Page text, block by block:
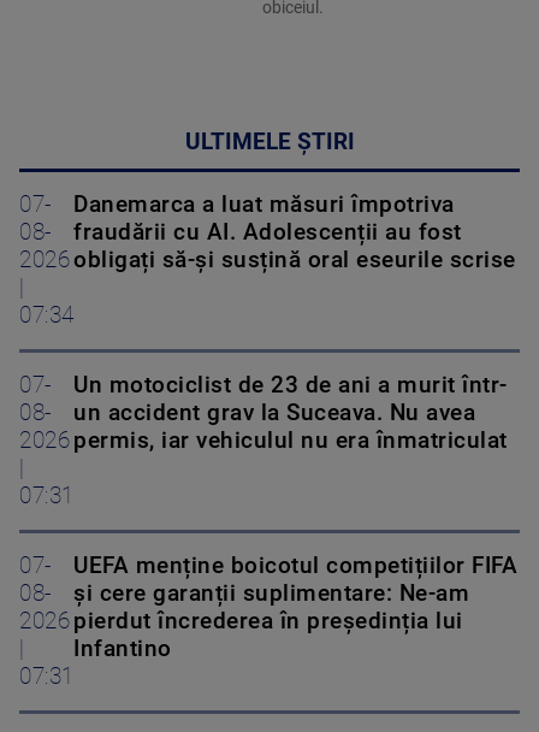
obiceiul.
ULTIMELE ȘTIRI
07-
08-
2026
07:34
Danemarca a luat măsuri împotriva
fraudării cu AI. Adolescenții au fost
obligați să-și susțină oral eseurile scrise
07-
08-
2026
07:31
Un motociclist de 23 de ani a murit într-
un accident grav la Suceava. Nu avea
permis, iar vehiculul nu era înmatriculat
07-
08-
2026
07:31
UEFA menține boicotul competițiilor FIFA
și cere garanții suplimentare: Ne-am
pierdut încrederea în președinția lui
Infantino